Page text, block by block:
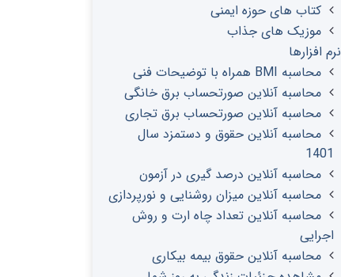
کتاب های حوزه ایمنی
موزیک های جذاب
نرم افزارها
محاسبه BMI همراه با توضیحات فنی
محاسبه آنلاین صورتحساب برق خانگی
محاسبه آنلاین صورتحساب برق تجاری
محاسبه آنلاین حقوق و دستمزد سال
1401
محاسبه آنلاین درصد گیری در آزمون
محاسبه آنلاین میزان روشنایی و نورپردازی
محاسبه آنلاین تعداد چاه ارت و روش
اجرایی
محاسبه آنلاین حقوق بیمه بیکاری